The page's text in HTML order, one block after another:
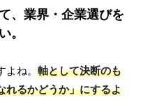
、業界・企業選びを
。
ね。 軸として決断のも
れるかどうか」にするよ